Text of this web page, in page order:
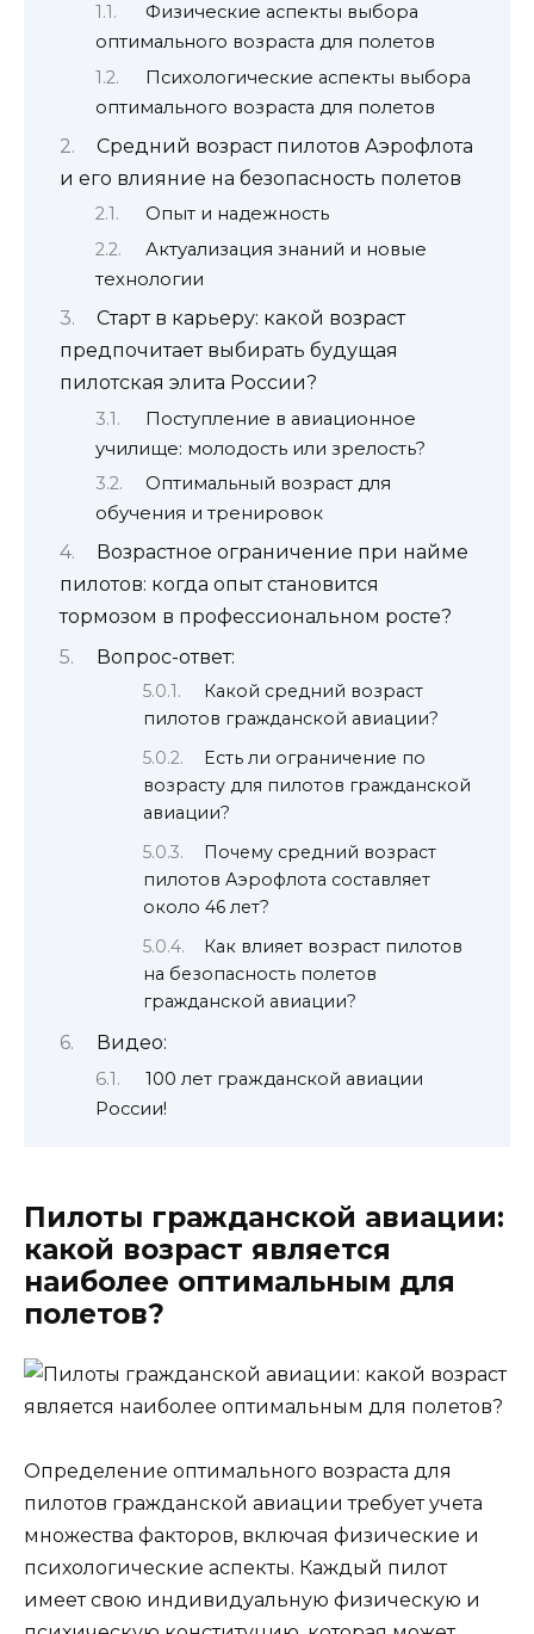
Физические аспекты выбора
оптимального возраста для полетов
Психологические аспекты выбора
оптимального возраста для полетов
Средний возраст пилотов Аэрофлота
и его влияние на безопасность полетов
Опыт и надежность
Актуализация знаний и новые
технологии
Старт в карьеру: какой возраст
предпочитает выбирать будущая
пилотская элита России?
Поступление в авиационное
училище: молодость или зрелость?
Оптимальный возраст для
обучения и тренировок
Возрастное ограничение при найме
пилотов: когда опыт становится
тормозом в профессиональном росте?
Вопрос-ответ:
Какой средний возраст
пилотов гражданской авиации?
Есть ли ограничение по
возрасту для пилотов гражданской
авиации?
Почему средний возраст
пилотов Аэрофлота составляет
около 46 лет?
Как влияет возраст пилотов
на безопасность полетов
гражданской авиации?
Видео:
100 лет гражданской авиации
России!
Пилоты гражданской авиации:
какой возраст является
наиболее оптимальным для
полетов?
Определение оптимального возраста для
пилотов гражданской авиации требует учета
множества факторов, включая физические и
психологические аспекты. Каждый пилот
имеет свою индивидуальную физическую и